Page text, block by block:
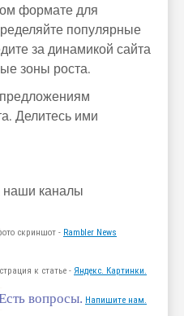
формате для
популярные
за динамикой сайта
зоны роста.
Делитесь ими
наши каналы
скриншот - Rambler News
к статье - Яндекс. Картинки.
вопросы. Напишите нам.